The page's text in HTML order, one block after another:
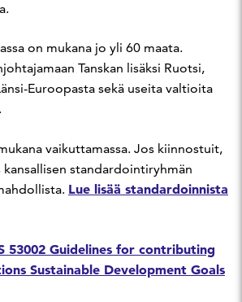
on mukana jo yli 60 maata.
Tanskan lisäksi Ruotsi,
Euroopasta sekä useita valtioita
vaikuttamassa. Jos kiinnostuit,
standardointiryhmän
Lue lisää standardoinnista
53002 Guidelines for contributing
Sustainable Development Goals